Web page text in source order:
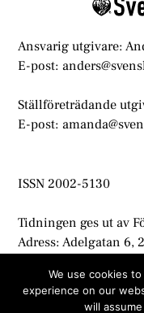
Ansvarig utgivare:
E-post:
Ställföreträdande
E-post:
ISSN 2002-5130
Tidningen ges ut av
Adress: Adelgatan 6,
©
We use cookies
experience on our
will